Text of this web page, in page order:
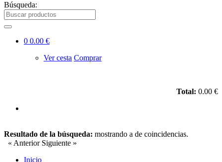
Búsqueda:
0 0.00 €
Ver cesta Comprar
Total: 0.00 €
Resultado de la búsqueda: mostrando a de coincidencias.
« Anterior Siguiente »
Inicio